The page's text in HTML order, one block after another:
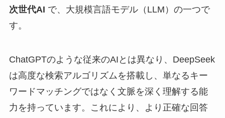
次世代AI で、大規模言語モデル（LLM）の一つで
す。
ChatGPTのような従来のAIとは異なり、DeepSeek
は高度な検索アルゴリズムを搭載し、単なるキー
ワードマッチングではなく文脈を深く理解する能
力を持っています。これにより、より正確な回答